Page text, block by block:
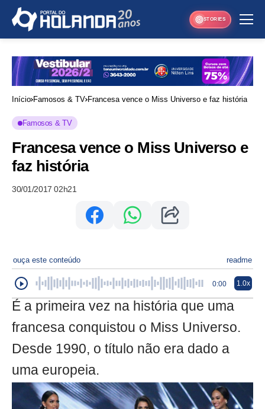
STORIES
Início Famosos & TV Francesa vence o Miss Universo e faz história
Famosos & TV
Francesa vence o Miss Universo e
faz história
30/01/2017 02h21
ouça este conteúdo readme
0:00 1.0x
É a primeira vez na história que uma
francesa conquistou o Miss Universo.
Desde 1990, o título não era dado a
uma europeia.